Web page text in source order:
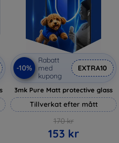
-10%
Rabatt
med
kupong
EXTRA10
3mk Pure Matt protective glass
Tillverkat efter mått
170 kr
153 kr